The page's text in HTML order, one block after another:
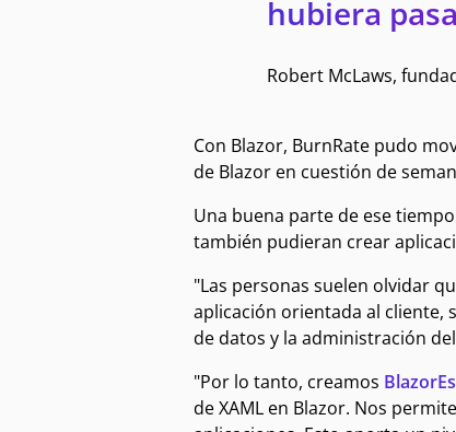
hubiera
Robert McLaws,
Con Blazor, BurnRate pudo
de Blazor en cuestión de
Una buena parte de ese
también pudieran crear
"Las personas suelen olvidar
aplicación orientada al cliente,
de datos y la administración
"Por lo tanto, creamos
de XAML en Blazor. Nos